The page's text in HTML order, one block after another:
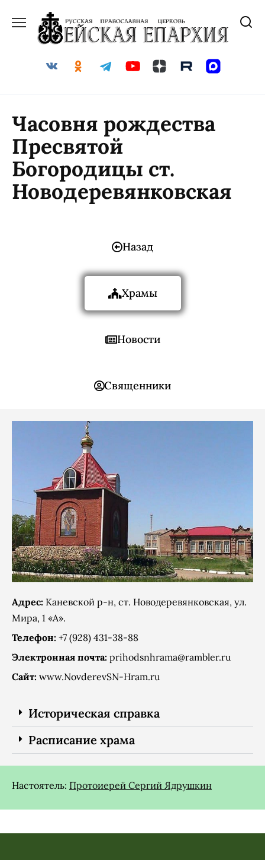
Часовня рождества
Пресвятой
Богородицы ст.
Новодеревянковская
Назад
Храмы
Новости
Священники
Адрес: Каневской р-н, ст. Новодеревянковская, ул.
Мира, 1 «А».
Телефон: +7 (928) 431-38-88
Электронная почта: prihodsnhrama@rambler.ru
Сайт: www.NovderevSN-Hram.ru
Историческая справка
Расписание храма
Настоятель: Протоиерей Сергий Ядрушкин